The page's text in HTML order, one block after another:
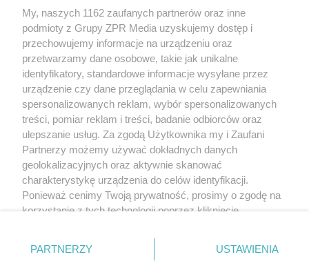
Żaden utwór zamieszczony w serwisie nie może być powielany i
rozpowszechniany lub dalej rozpowszechniany w jakikolwiek sposób (w
tym także elektroniczny lub mechaniczny) na jakimkolwiek polu
eksploatacji w jakiejkolwiek formie, włącznie z umieszczaniem w Internecie
bez pisemnej zgody właściciela praw. Jakiekolwiek użycie lub
wykorzystanie utworów w całości lub w części z naruszeniem prawa, tzn.
bez właściwej zgody, jest zabronione pod groźbą kary i może być ścigane
prawnie.
O nas
My, naszych 1162 zaufanych partnerów oraz inne
podmioty z Grupy ZPR Media uzyskujemy dostęp i
przechowujemy informacje na urządzeniu oraz
przetwarzamy dane osobowe, takie jak unikalne
identyfikatory, standardowe informacje wysyłane przez
urządzenie czy dane przeglądania w celu zapewniania
spersonalizowanych reklam, wybór spersonalizowanych
treści, pomiar reklam i treści, badanie odbiorców oraz
ulepszanie usług. Za zgodą Użytkownika my i Zaufani
Partnerzy możemy używać dokładnych danych
geolokalizacyjnych oraz aktywnie skanować
charakterystykę urządzenia do celów identyfikacji.
Ponieważ cenimy Twoją prywatność, prosimy o zgodę na
korzystanie z tych technologii poprzez kliknięcie
zmienić/wycofać klikając przycisk ustawień prywatności
znajdujący się w lewym dolnym rogu strony
PARTNERZY USTAWIENIA